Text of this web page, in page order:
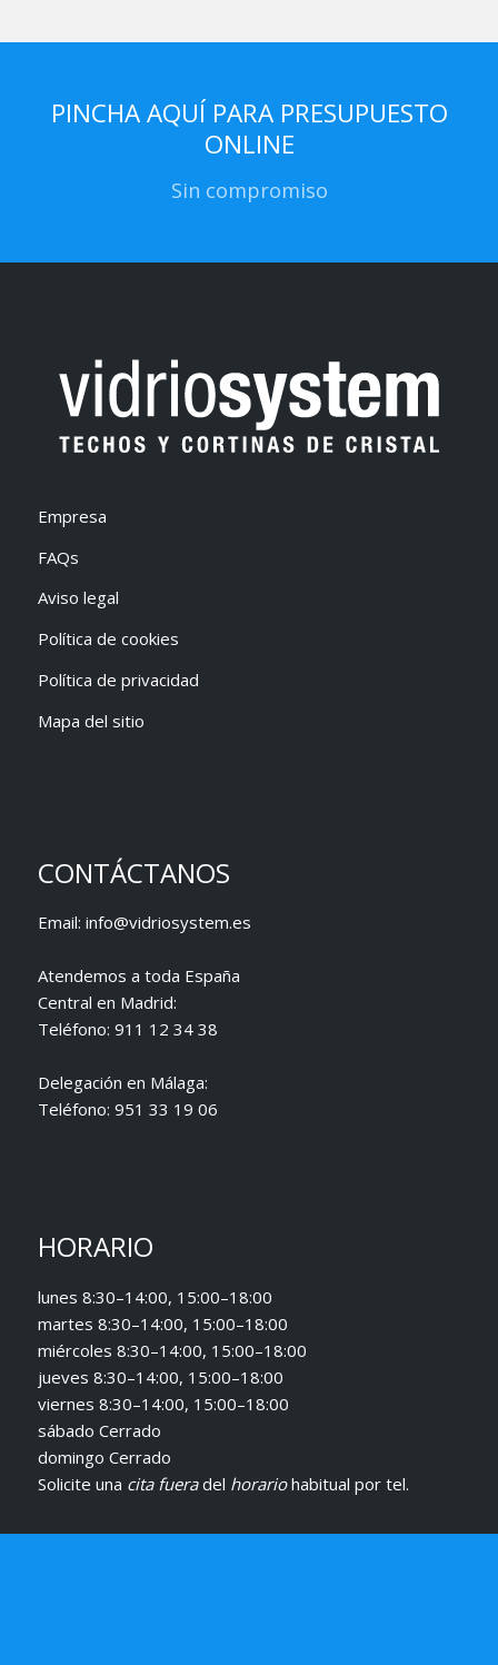
PINCHA AQUÍ PARA PRESUPUESTO
ONLINE
Sin compromiso
Empresa
FAQs
Aviso legal
Política de cookies
Política de privacidad
Mapa del sitio
CONTÁCTANOS
Email: info@vidriosystem.es
Atendemos a toda España
Central en Madrid:
Teléfono: 911 12 34 38
Delegación en Málaga:
Teléfono: 951 33 19 06
HORARIO
lunes 8:30–14:00, 15:00–18:00
martes 8:30–14:00, 15:00–18:00
miércoles 8:30–14:00, 15:00–18:00
jueves 8:30–14:00, 15:00–18:00
viernes 8:30–14:00, 15:00–18:00
sábado Cerrado
domingo Cerrado
Solicite una cita fueradel horariohabitual por tel.